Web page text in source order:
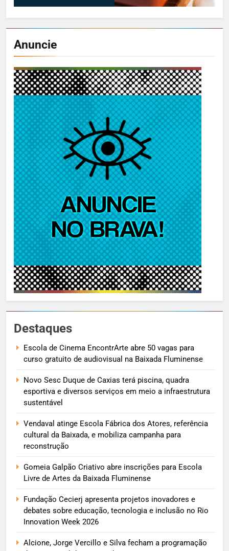
Anuncie
Destaques
Escola de Cinema EncontrArte abre 50 vagas para
curso gratuito de audiovisual na Baixada Fluminense
Novo Sesc Duque de Caxias terá piscina, quadra
esportiva e diversos serviços em meio a infraestrutura
sustentável
Vendaval atinge Escola Fábrica dos Atores, referência
cultural da Baixada, e mobiliza campanha para
reconstrução
Gomeia Galpão Criativo abre inscrições para Escola
Livre de Artes da Baixada Fluminense
Fundação Cecierj apresenta projetos inovadores e
debates sobre educação, tecnologia e inclusão no Rio
Innovation Week 2026
Alcione, Jorge Vercillo e Silva fecham a programação